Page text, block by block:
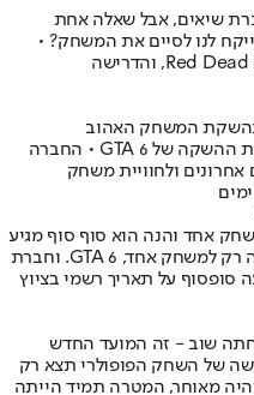
שיאים, אבל שאלה אחת
לנו לסיים את המשחק? •
הנתונים, ההשוואות ל-Red Dead Redemption 2, והדרישה
בהשקת המשחק האהוב
למרות הציפייה, Rockstar דוחה שוב את ההשקה של GTA 6 • החברה
ולחוויית משחק
אחד והנה הוא סוף סוף מגיע
כבר 12 שנים שכל קהילת הגיימינג מחכה רק למשחק אחד, GTA 6. וחברת
על תאריך רשמי בציוץ
של השחק הפופולרי תצא רק
שזה יהיה מאוחר, המטרה תמיד הייתה